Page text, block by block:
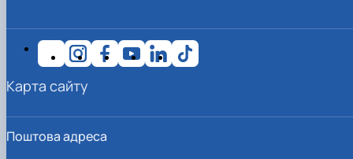
Поштова адреса
Карта сайту